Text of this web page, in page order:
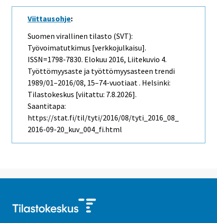
Viittausohje:
Suomen virallinen tilasto (SVT):
Työvoimatutkimus [verkkojulkaisu].
ISSN=1798-7830. Elokuu 2016, Liitekuvio 4.
Työttömyysaste ja työttömyysasteen trendi
1989/01–2016/08, 15–74-vuotiaat . Helsinki:
Tilastokeskus [viitattu: 7.8.2026].
Saantitapa:
https://stat.fi/til/tyti/2016/08/tyti_2016_08_
2016-09-20_kuv_004_fi.html